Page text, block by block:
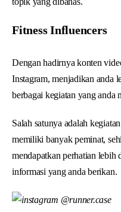
Fitness Influencers
Dengan hadirnya konten
Instagram, menjadikan anda
berbagai kegiatan yang anda
Salah satunya adalah
memiliki banyak peminat,
mendapatkan perhatian lebih
informasi yang anda berikan.